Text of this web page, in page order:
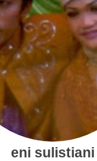
eni sulistiani